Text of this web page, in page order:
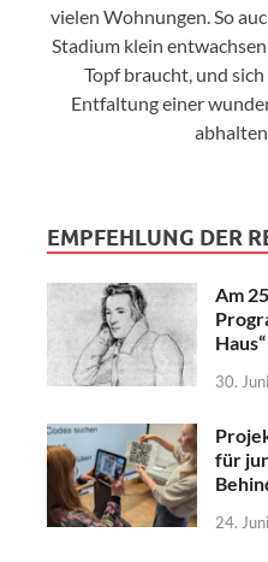
vielen Wohnungen. So
Stadium klein
Topf braucht, und
Entfaltung einer
EMPFEHLUNG DER
Am
30.
für
24.